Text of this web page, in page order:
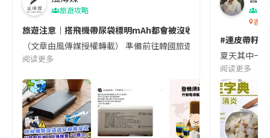
旅遊攻略
旅遊注意｜搭飛機帶尿袋標明mAh都會被沒收😱出發前切記檢查
（文章由風傳媒授權轉載） 準備前往韓國旅遊的民眾，近期要
阅读更多
香港
#連皮帶籽
夏天其中一
阅读更多